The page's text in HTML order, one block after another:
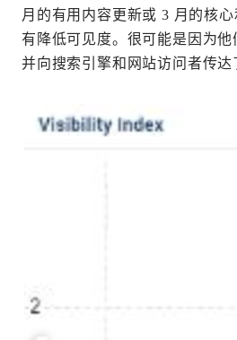
月的有用内容更新或 3 月的核
有降低可见度。很可能是因为他
并向搜索引擎和网站访问者传达